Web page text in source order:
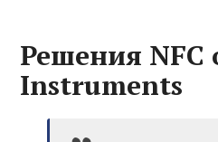
Решения NFC
Instruments